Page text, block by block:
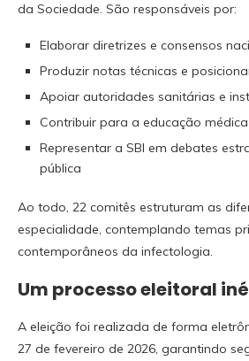
da Sociedade. São responsáveis por:
Elaborar diretrizes e consensos
Produzir notas técnicas e
Apoiar autoridades sanitárias e
Contribuir para a educação
Representar a SBI em debates
pública
Ao todo, 22 comitês estruturam as
especialidade, contemplando temas
contemporâneos da infectologia.
Um processo eleitoral
A eleição foi realizada de forma
27 de fevereiro de 2026, garantindo